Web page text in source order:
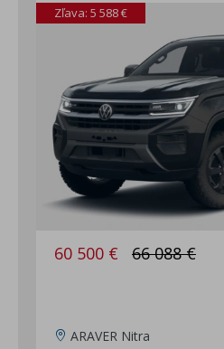
Zľava: 5 588 €
60 500 € 66 088 €
ARAVER Nitra